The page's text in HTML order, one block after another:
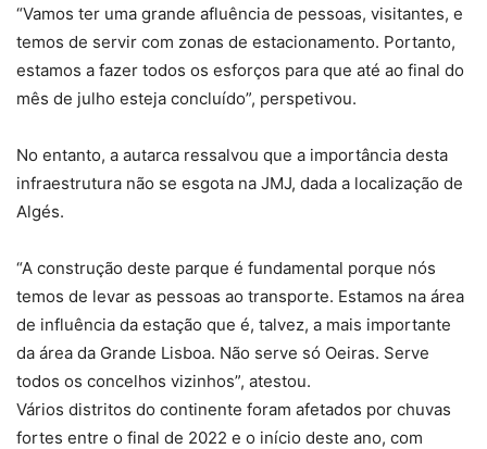
“Vamos ter uma grande afluência de pessoas, visitantes, e
temos de servir com zonas de estacionamento. Portanto,
estamos a fazer todos os esforços para que até ao final do
mês de julho esteja concluído”, perspetivou.
No entanto, a autarca ressalvou que a importância desta
infraestrutura não se esgota na JMJ, dada a localização de
Algés.
“A construção deste parque é fundamental porque nós
temos de levar as pessoas ao transporte. Estamos na área
de influência da estação que é, talvez, a mais importante
da área da Grande Lisboa. Não serve só Oeiras. Serve
todos os concelhos vizinhos”, atestou.
Vários distritos do continente foram afetados por chuvas
fortes entre o final de 2022 e o início deste ano, com